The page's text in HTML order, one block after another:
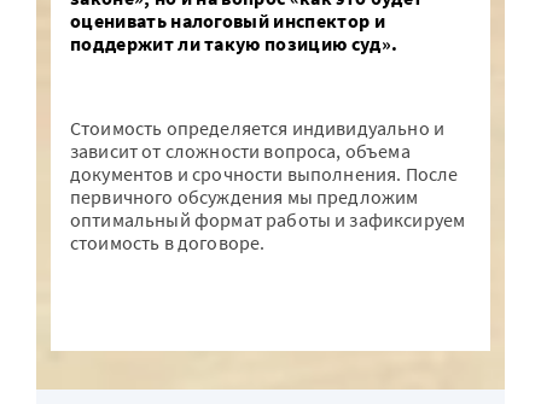
оценивать налоговый инспектор и
поддержит ли такую позицию суд».
Стоимость определяется индивидуально и
зависит от сложности вопроса, объема
документов и срочности выполнения. После
первичного обсуждения мы предложим
оптимальный формат работы и зафиксируем
стоимость в договоре.